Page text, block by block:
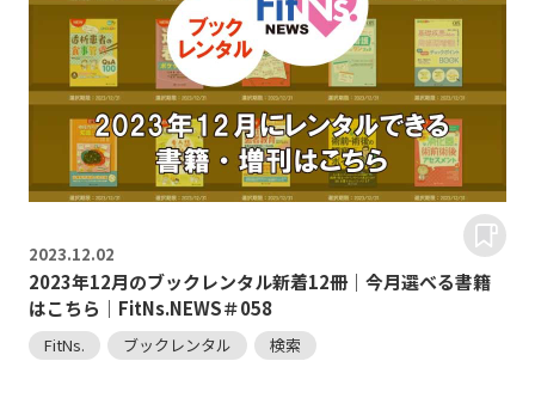
2023.12.02
2023年12月のブックレンタル新着12冊｜今月選べる書籍
はこちら｜FitNs.NEWS＃058
FitNs. ブックレンタル 検索